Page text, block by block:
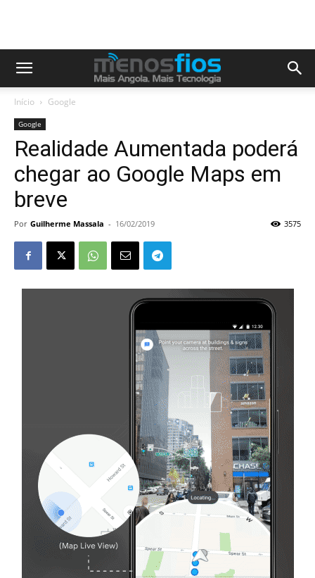
Início Google
Google
Realidade Aumentada poderá
chegar ao Google Maps em
breve
Por Guilherme Massala - 16/02/2019 3575